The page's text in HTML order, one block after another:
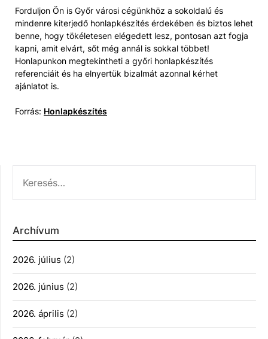
Forduljon Ön is Győr városi cégünkhöz a sokoldalú és
mindenre kiterjedő honlapkészítés érdekében és biztos lehet
benne, hogy tökéletesen elégedett lesz, pontosan azt fogja
kapni, amit elvárt, sőt még annál is sokkal többet!
Honlapunkon megtekintheti a győri honlapkészítés
referenciáit és ha elnyertük bizalmát azonnal kérhet
ajánlatot is.
Forrás: Honlapkészítés
Archívum
2026. július (2)
2026. június (2)
2026. április (2)